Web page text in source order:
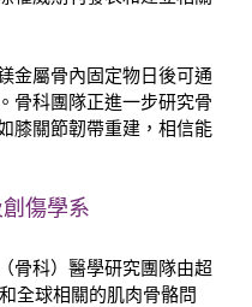
金屬骨內固定物日後可通
骨科團隊正進一步研究骨
膝關節韌帶重建，相信能
傷學系
骨科）醫學研究團隊由超
全球相關的肌肉骨骼問